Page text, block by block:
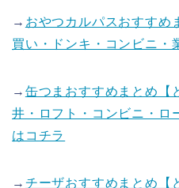
→ おやつカルパスおすすめ
買い・ドンキ・コンビニ・
→ 缶つまおすすめまとめ【
井・ロフト・コンビニ・ロ
はコチラ
→ チーザおすすめまとめ【